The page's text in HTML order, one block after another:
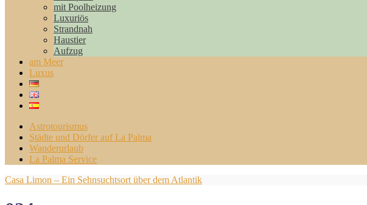
mit Poolheizung
Luxuriös
Strandnah
Haustier
Aufzug
am Meer
Luxus
Astrotourismus
Städte und Dörfer auf La Palma
Wanderurlaub
La Palma Service
Casa Limon – Ein Sehnsuchtsort über dem Atlantik